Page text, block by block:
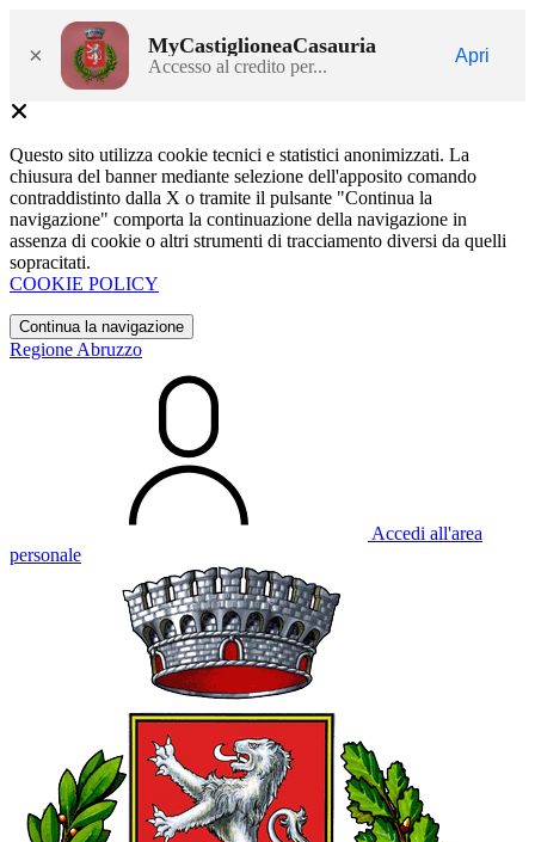
× MyCastiglioneaCasauria
Accesso al credito per...
Apri
Questo sito utilizza cookie tecnici e statistici anonimizzati. La
chiusura del banner mediante selezione dell'apposito comando
contraddistinto dalla X o tramite il pulsante "Continua la
navigazione" comporta la continuazione della navigazione in
assenza di cookie o altri strumenti di tracciamento diversi da quelli
sopracitati.
COOKIE POLICY
Continua la navigazione
Regione Abruzzo
Accedi all'area
personale